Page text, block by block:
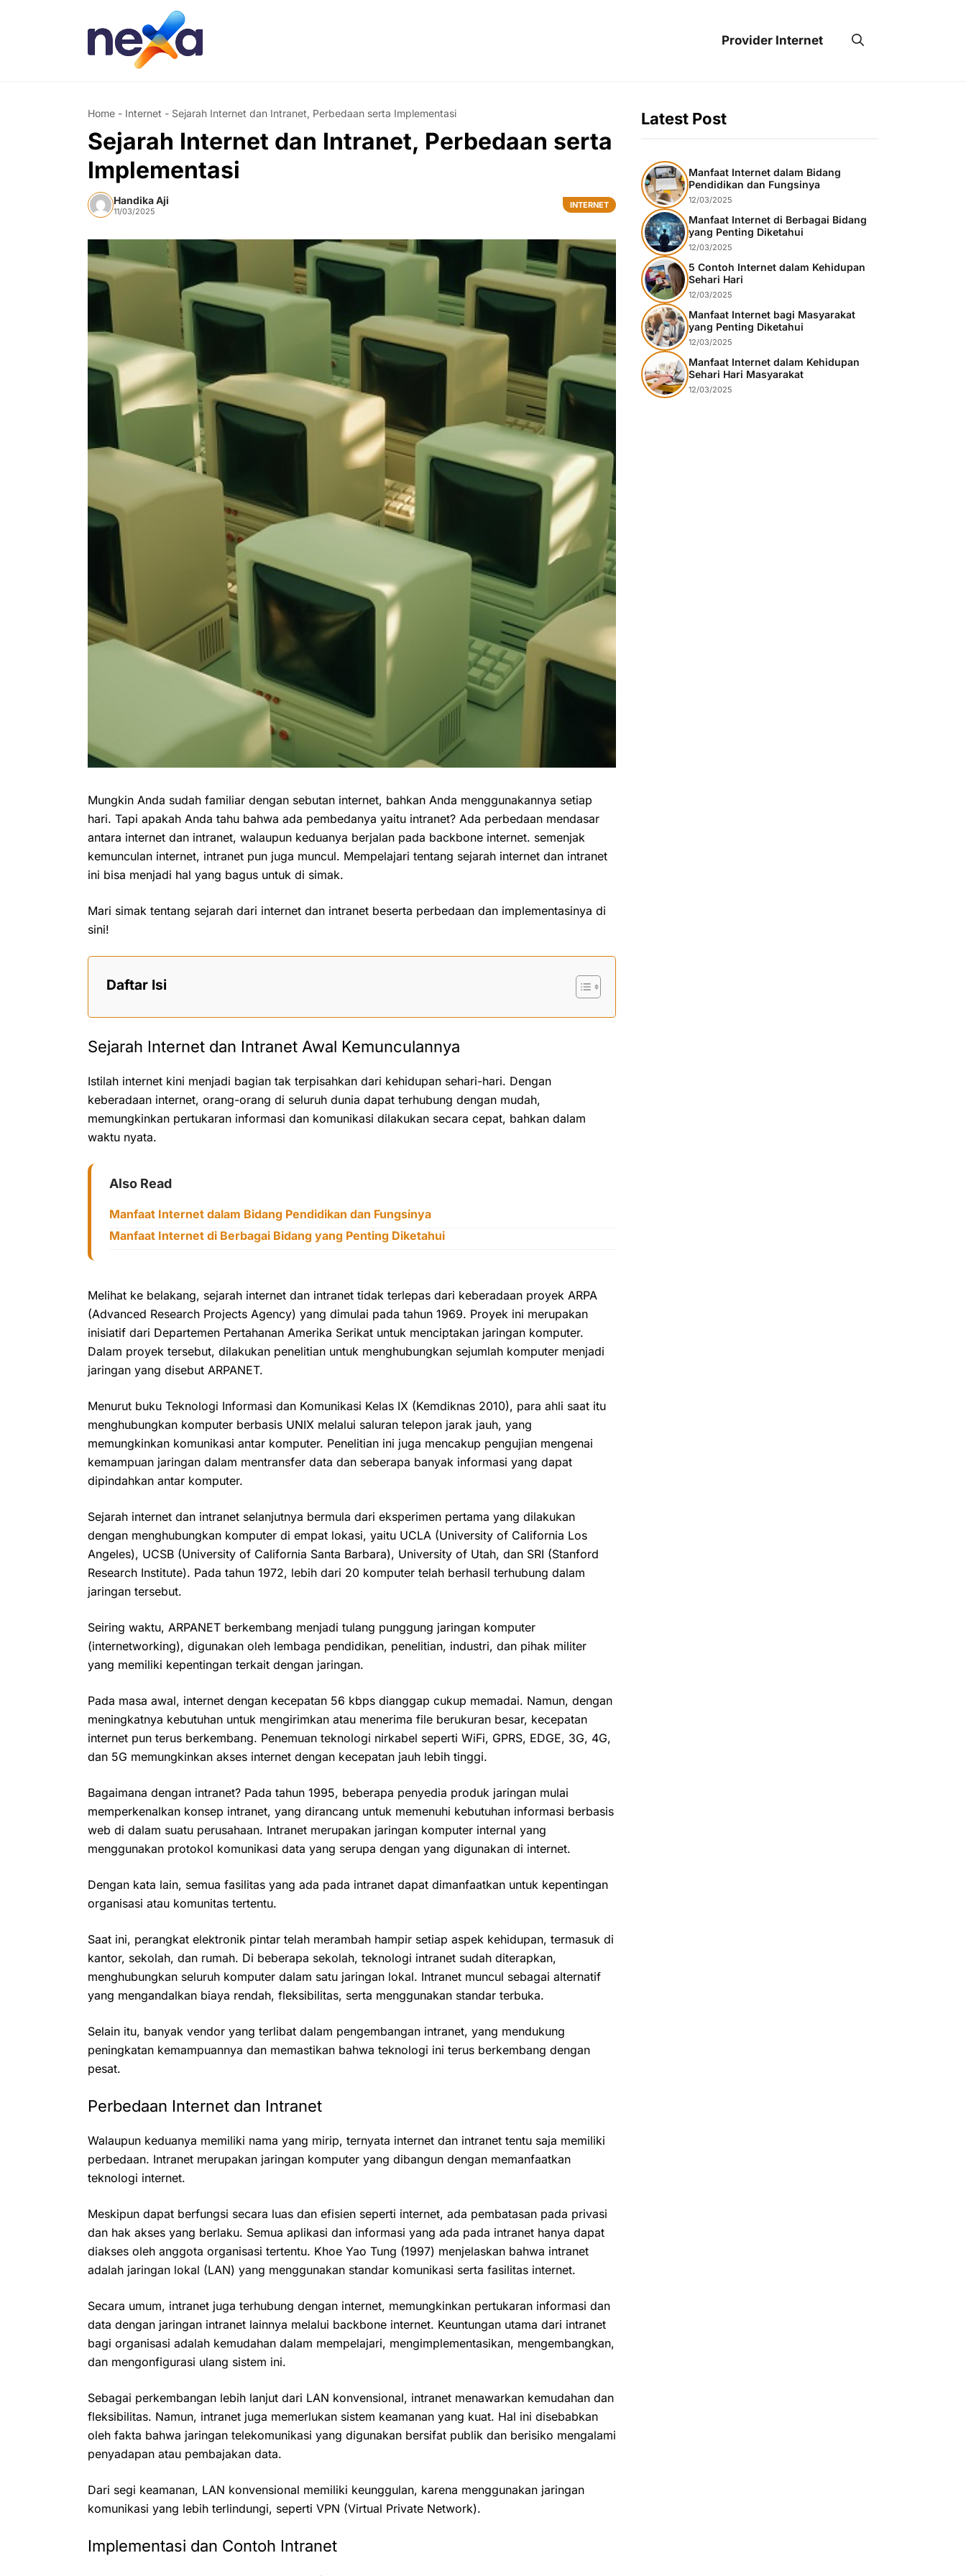
Provider Internet
Home - Internet - Sejarah Internet dan Intranet, Perbedaan serta Implementasi
Sejarah Internet dan Intranet, Perbedaan serta
Implementasi
Handika Aji
11/03/2025
INTERNET
Mungkin Anda sudah familiar dengan sebutan internet, bahkan Anda menggunakannya setiap
hari. Tapi apakah Anda tahu bahwa ada pembedanya yaitu intranet? Ada perbedaan mendasar
antara internet dan intranet, walaupun keduanya berjalan pada backbone internet. semenjak
kemunculan internet, intranet pun juga muncul. Mempelajari tentang sejarah internet dan intranet
ini bisa menjadi hal yang bagus untuk di simak.
Mari simak tentang sejarah dari internet dan intranet beserta perbedaan dan implementasinya di
sini!
Daftar Isi
Sejarah Internet dan Intranet Awal Kemunculannya
Istilah internet kini menjadi bagian tak terpisahkan dari kehidupan sehari-hari. Dengan
keberadaan internet, orang-orang di seluruh dunia dapat terhubung dengan mudah,
memungkinkan pertukaran informasi dan komunikasi dilakukan secara cepat, bahkan dalam
waktu nyata.
Also Read
Manfaat Internet dalam Bidang Pendidikan dan Fungsinya
Manfaat Internet di Berbagai Bidang yang Penting Diketahui
Melihat ke belakang, sejarah internet dan intranet tidak terlepas dari keberadaan proyek ARPA
(Advanced Research Projects Agency) yang dimulai pada tahun 1969. Proyek ini merupakan
inisiatif dari Departemen Pertahanan Amerika Serikat untuk menciptakan jaringan komputer.
Dalam proyek tersebut, dilakukan penelitian untuk menghubungkan sejumlah komputer menjadi
jaringan yang disebut ARPANET.
Menurut buku Teknologi Informasi dan Komunikasi Kelas IX (Kemdiknas 2010), para ahli saat itu
menghubungkan komputer berbasis UNIX melalui saluran telepon jarak jauh, yang
memungkinkan komunikasi antar komputer. Penelitian ini juga mencakup pengujian mengenai
kemampuan jaringan dalam mentransfer data dan seberapa banyak informasi yang dapat
dipindahkan antar komputer.
Sejarah internet dan intranet selanjutnya bermula dari eksperimen pertama yang dilakukan
dengan menghubungkan komputer di empat lokasi, yaitu UCLA (University of California Los
Angeles), UCSB (University of California Santa Barbara), University of Utah, dan SRI (Stanford
Research Institute). Pada tahun 1972, lebih dari 20 komputer telah berhasil terhubung dalam
jaringan tersebut.
Seiring waktu, ARPANET berkembang menjadi tulang punggung jaringan komputer
(internetworking), digunakan oleh lembaga pendidikan, penelitian, industri, dan pihak militer
yang memiliki kepentingan terkait dengan jaringan.
Pada masa awal, internet dengan kecepatan 56 kbps dianggap cukup memadai. Namun, dengan
meningkatnya kebutuhan untuk mengirimkan atau menerima file berukuran besar, kecepatan
internet pun terus berkembang. Penemuan teknologi nirkabel seperti WiFi, GPRS, EDGE, 3G, 4G,
dan 5G memungkinkan akses internet dengan kecepatan jauh lebih tinggi.
Bagaimana dengan intranet? Pada tahun 1995, beberapa penyedia produk jaringan mulai
memperkenalkan konsep intranet, yang dirancang untuk memenuhi kebutuhan informasi berbasis
web di dalam suatu perusahaan. Intranet merupakan jaringan komputer internal yang
menggunakan protokol komunikasi data yang serupa dengan yang digunakan di internet.
Dengan kata lain, semua fasilitas yang ada pada intranet dapat dimanfaatkan untuk kepentingan
organisasi atau komunitas tertentu.
Saat ini, perangkat elektronik pintar telah merambah hampir setiap aspek kehidupan, termasuk di
kantor, sekolah, dan rumah. Di beberapa sekolah, teknologi intranet sudah diterapkan,
menghubungkan seluruh komputer dalam satu jaringan lokal. Intranet muncul sebagai alternatif
yang mengandalkan biaya rendah, fleksibilitas, serta menggunakan standar terbuka.
Selain itu, banyak vendor yang terlibat dalam pengembangan intranet, yang mendukung
peningkatan kemampuannya dan memastikan bahwa teknologi ini terus berkembang dengan
pesat.
Perbedaan Internet dan Intranet
Walaupun keduanya memiliki nama yang mirip, ternyata internet dan intranet tentu saja memiliki
perbedaan. Intranet merupakan jaringan komputer yang dibangun dengan memanfaatkan
teknologi internet.
Meskipun dapat berfungsi secara luas dan efisien seperti internet, ada pembatasan pada privasi
dan hak akses yang berlaku. Semua aplikasi dan informasi yang ada pada intranet hanya dapat
diakses oleh anggota organisasi tertentu. Khoe Yao Tung (1997) menjelaskan bahwa intranet
adalah jaringan lokal (LAN) yang menggunakan standar komunikasi serta fasilitas internet.
Secara umum, intranet juga terhubung dengan internet, memungkinkan pertukaran informasi dan
data dengan jaringan intranet lainnya melalui backbone internet. Keuntungan utama dari intranet
bagi organisasi adalah kemudahan dalam mempelajari, mengimplementasikan, mengembangkan,
dan mengonfigurasi ulang sistem ini.
Sebagai perkembangan lebih lanjut dari LAN konvensional, intranet menawarkan kemudahan dan
fleksibilitas. Namun, intranet juga memerlukan sistem keamanan yang kuat. Hal ini disebabkan
oleh fakta bahwa jaringan telekomunikasi yang digunakan bersifat publik dan berisiko mengalami
penyadapan atau pembajakan data.
Dari segi keamanan, LAN konvensional memiliki keunggulan, karena menggunakan jaringan
komunikasi yang lebih terlindungi, seperti VPN (Virtual Private Network).
Implementasi dan Contoh Intranet
Latest Post
Manfaat Internet dalam Bidang
Pendidikan dan Fungsinya
12/03/2025
Manfaat Internet di Berbagai Bidang
yang Penting Diketahui
12/03/2025
5 Contoh Internet dalam Kehidupan
Sehari Hari
12/03/2025
Manfaat Internet bagi Masyarakat
yang Penting Diketahui
12/03/2025
Manfaat Internet dalam Kehidupan
Sehari Hari Masyarakat
12/03/2025